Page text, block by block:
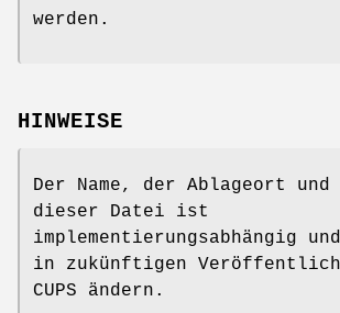
werden.
HINWEISE
Der Name, der Ablageort und
dieser Datei ist
implementierungsabhängig
in zukünftigen
CUPS ändern.